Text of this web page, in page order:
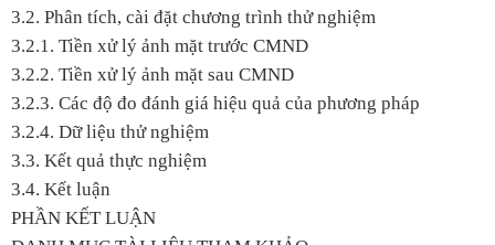
3.2. Phân tích, cài đặt chương trình thử nghiệm
3.2.1. Tiền xử lý ảnh mặt trước CMND
3.2.2. Tiền xử lý ảnh mặt sau CMND
3.2.3. Các độ đo đánh giá hiệu quả của phương pháp
3.2.4. Dữ liệu thử nghiệm
3.3. Kết quả thực nghiệm
3.4. Kết luận
PHẦN KẾT LUẬN